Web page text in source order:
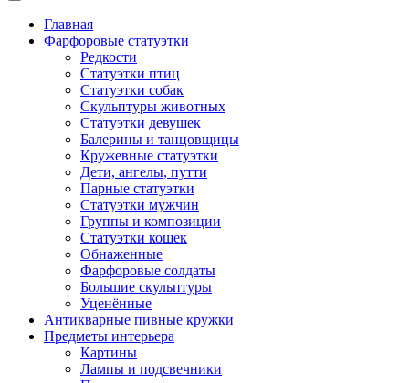
Главная
Фарфоровые статуэтки
Редкости
Cтатуэтки птиц
Cтатуэтки собак
Скульптуры животных
Статуэтки девушек
Балерины и танцовщицы
Кружевные статуэтки
Дети, ангелы, путти
Парные статуэтки
Статуэтки мужчин
Группы и композиции
Статуэтки кошек
Обнаженные
Фарфоровые солдаты
Большие скульптуры
Уценённые
Антикварные пивные кружки
Предметы интерьера
Картины
Лампы и подсвечники